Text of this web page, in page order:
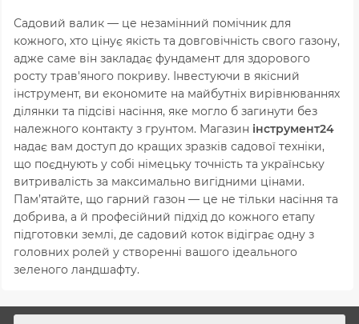
Садовий валик — це незамінний помічник для
кожного, хто цінує якість та довговічність свого газону,
адже саме він закладає фундамент для здорового
росту трав'яного покриву. Інвестуючи в якісний
інструмент, ви економите на майбутніх вирівнюваннях
ділянки та підсіві насіння, яке могло б загинути без
належного контакту з грунтом. Магазин інструмент24
надає вам доступ до кращих зразків садової техніки,
що поєднують у собі німецьку точність та українську
витривалість за максимально вигідними цінами.
Пам’ятайте, що гарний газон — це не тільки насіння та
добрива, а й професійний підхід до кожного етапу
підготовки землі, де садовий коток відіграє одну з
головних ролей у створенні вашого ідеального
зеленого ландшафту.